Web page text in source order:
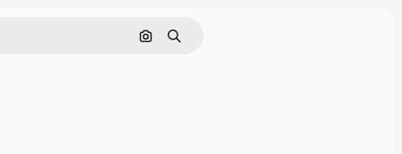
画像で検索
検索